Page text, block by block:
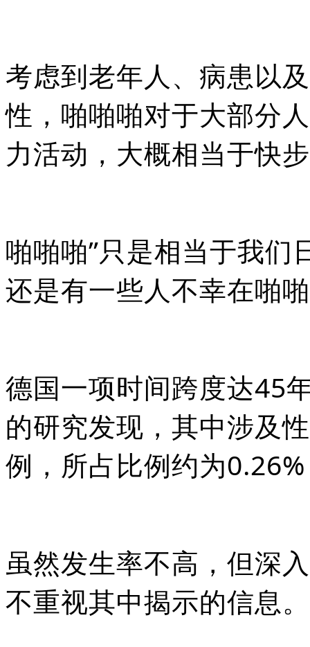
考虑到老年人、病患以
性，啪啪啪对于大部分
力活动，大概相当于快
啪啪啪”只是相当于我们
还是有一些人不幸在啪
德国一项时间跨度达45
的研究发现，其中涉及
例，所占比例约为0.26%
虽然发生率不高，但深
不重视其中揭示的信息。